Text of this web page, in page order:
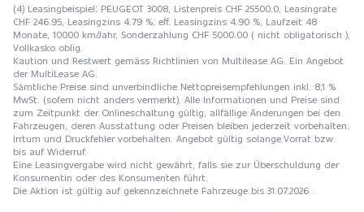
(4) Leasingbeispiel: PEUGEOT 3008, Listenpreis CHF 25500.0, Leasingrate
CHF 246.95, Leasingzins 4.79 %, eff. Leasingzins 4.90 %, Laufzeit 48
Monate, 10000 km/Jahr, Sonderzahlung CHF 5000.00 ( nicht obligatorisch ),
Vollkasko oblig.
Kaution und Restwert gemäss Richtlinien von Multilease AG. Ein Angebot
der MultiLease AG.
Sämtliche Preise sind unverbindliche Nettopreisempfehlungen inkl. 8,1 %
MwSt. (sofern nicht anders vermerkt). Alle Informationen und Preise sind
zum Zeitpunkt der Onlineschaltung gültig, allfällige Änderungen bei den
Fahrzeugen, deren Ausstattung oder Preisen bleiben jederzeit vorbehalten.
Irrtum und Druckfehler vorbehalten. Angebot gültig solange Vorrat bzw.
bis auf Widerruf.
Eine Leasingvergabe wird nicht gewährt, falls sie zur Überschuldung der
Konsumentin oder des Konsumenten führt.
Die Aktion ist gültig auf gekennzeichnete Fahrzeuge bis 31.07.2026 .